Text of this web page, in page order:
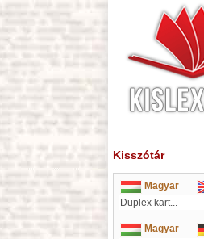
Kisszótár
Magyar
Duplex kart...
Magyar